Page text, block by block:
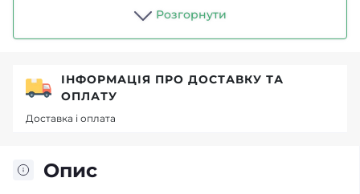
Розгорнути
Опис
ІНФОРМАЦІЯ ПРО ДОСТАВКУ ТА
ОПЛАТУ
Доставка і оплата